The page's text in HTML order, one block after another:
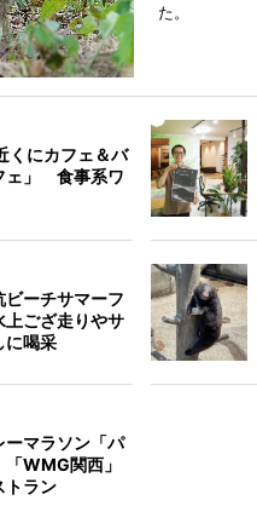
た。
くにカフェ＆バ
ェ」 食事系ワ
ビーチサマーフ
ござ走りやサ
に喝采
ーマラソン「パ
WMG関西」
トラン